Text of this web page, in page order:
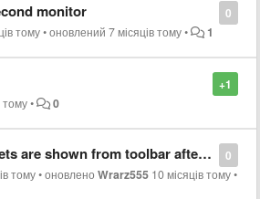
0
monitor
тому•оновлений7 місяців тому• 1
+1
тому• 0
0
after clicking on its icon, can we increase the amount of presets we can see?
тому•оновленоWrarz555 10 місяців тому•